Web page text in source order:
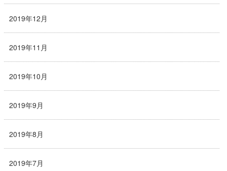
2019年12月
2019年11月
2019年10月
2019年9月
2019年8月
2019年7月